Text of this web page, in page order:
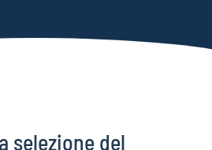
selezione del